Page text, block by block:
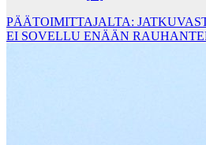
PÄÄTOIMITTAJALTA:
EI SOVELLU ENÄÄN